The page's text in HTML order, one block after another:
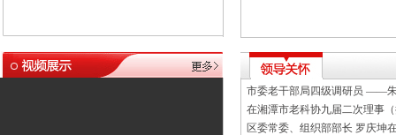
市委老干部局四级调研员 ——
在湘潭市老科协九届二次理事
区委常委、组织部部长 罗庆坤